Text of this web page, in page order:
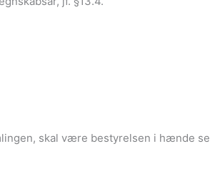
skal være bestyrelsen i hænde